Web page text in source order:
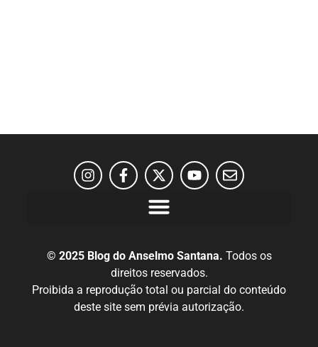
© 2025 Blog do Anselmo Santana. Todos os
direitos reservados.
Proibida a reprodução total ou parcial do conteúdo
deste site sem prévia autorização.